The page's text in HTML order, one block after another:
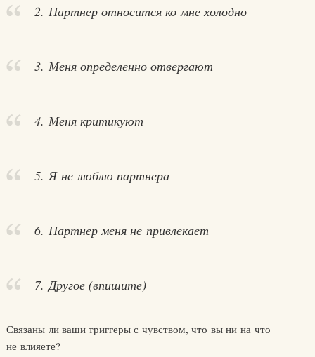
2. Партнер относится ко мне холодно
3. Меня определенно отвергают
4. Меня критикуют
5. Я не люблю партнера
6. Партнер меня не привлекает
7. Другое (впишите)
Связаны ли ваши триггеры с чувством, что вы ни на что
не влияете?